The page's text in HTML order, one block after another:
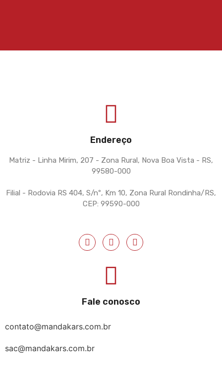
Endereço
Matriz - Linha Mirim, 207 - Zona Rural, Nova Boa Vista - RS,
99580-000
Filial - Rodovia RS 404, S/nº, Km 10, Zona Rural Rondinha/RS,
CEP: 99590-000
Fale conosco
contato@mandakars.com.br
sac@mandakars.com.br